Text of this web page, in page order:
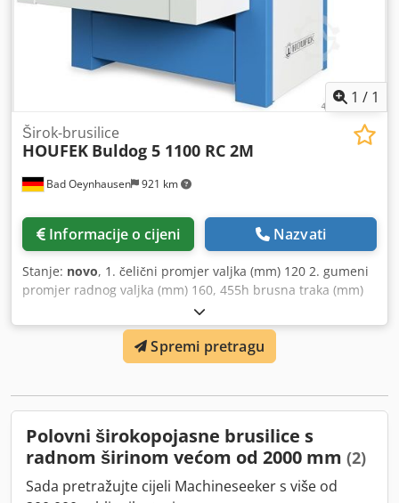
1 / 1
Bad Oeynhausen 921 km
Širok-brusilice
HOUFEK Buldog 5 1100 RC 2M
Informacije o cijeni Nazvati
Stanje: novo, 1. čelični promjer valjka (mm) 120 2. gumeni
promjer radnog valjka (mm) 160, 455h brusna traka (mm)
1120 x 2200, 1 komad po brusnoj jedinici Glavni motori
(kW) 2 x 11 (15 ks) hod motoriziranog stola - Visina radnog
komada (mm) 3 - 160 Automatsko pokretanje zvijezda /
delta pokretanja brusnog valjka za motor za 1. jedinicu s
brusnog valjka za 2. jedinicu s prednje upravljačke ploče -
Amperemetar - za mjerenje struje motora jedinica za
mljevenje Regulacija oscilacije brusnog remena - uz pomoć
optoelektronskog čitača s infracrvenim snopom
Automatsko centriranje dovodnog remena Tablica
Spremi pretragu
Polovni širokopojasne brusilice s
radnom širinom većom od 2000 mm (2)
Sada pretražujte cijeli Machineseeker s više od